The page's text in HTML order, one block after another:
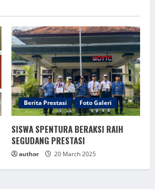
Berita Prestasi Foto Galeri
SISWA SPENTURA BERAKSI RAIH
SEGUDANG PRESTASI
author 20 March 2025